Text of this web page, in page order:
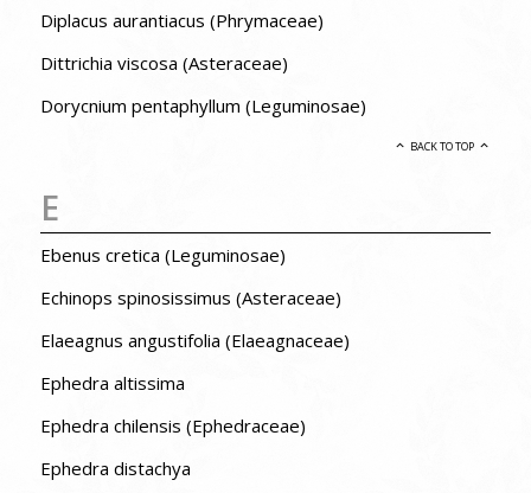
Diplacus aurantiacus (Phrymaceae)
Dittrichia viscosa (Asteraceae)
Dorycnium pentaphyllum (Leguminosae)
BACK TO TOP
E
Ebenus cretica (Leguminosae)
Echinops spinosissimus (Asteraceae)
Elaeagnus angustifolia (Elaeagnaceae)
Ephedra altissima
Ephedra chilensis (Ephedraceae)
Ephedra distachya